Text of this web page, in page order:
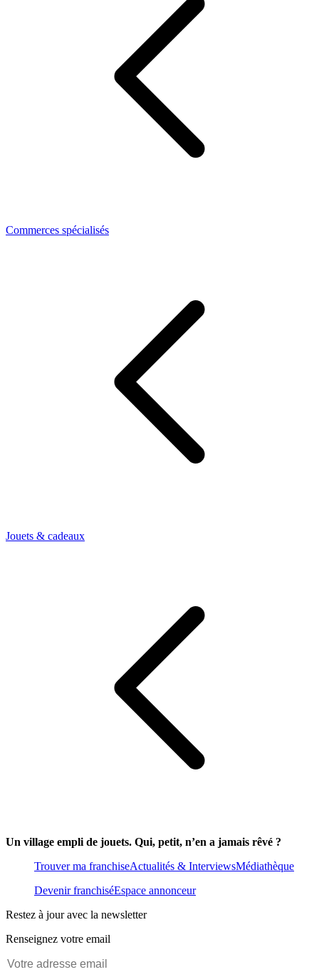
Commerces spécialisés
Jouets & cadeaux
Un village empli de jouets. Qui, petit, n’en a jamais rêvé ?
Trouver ma franchiseActualités & InterviewsMédiathèque
Devenir franchiséEspace annonceur
Restez à jour avec la newsletter
Renseignez votre email